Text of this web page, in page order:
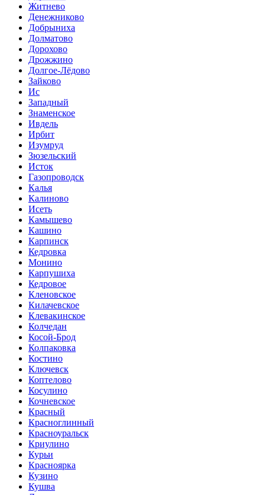
Житнево
Денежниково
Добрыниха
Долматово
Дорохово
Дрожжино
Долгое-Лёдово
Зайково
Ис
Западный
Знаменское
Ивдель
Ирбит
Изумруд
Зюзельский
Исток
Газопроводск
Калья
Калиново
Исеть
Камышево
Кашино
Карпинск
Кедровка
Монино
Карпушиха
Кедровое
Кленовское
Килачевское
Клевакинское
Колчедан
Косой-Брод
Колпаковка
Костино
Ключевск
Коптелово
Косулино
Кочневское
Красный
Красноглинный
Красноуральск
Криулино
Курьи
Красноярка
Кузино
Кушва